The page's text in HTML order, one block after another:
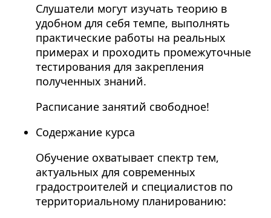
Слушатели могут изучать теорию в
удобном для себя темпе, выполнять
практические работы на реальных
примерах и проходить промежуточные
тестирования для закрепления
полученных знаний.
Расписание занятий свободное!
Содержание курса
Обучение охватывает спектр тем,
актуальных для современных
градостроителей и специалистов по
территориальному планированию: